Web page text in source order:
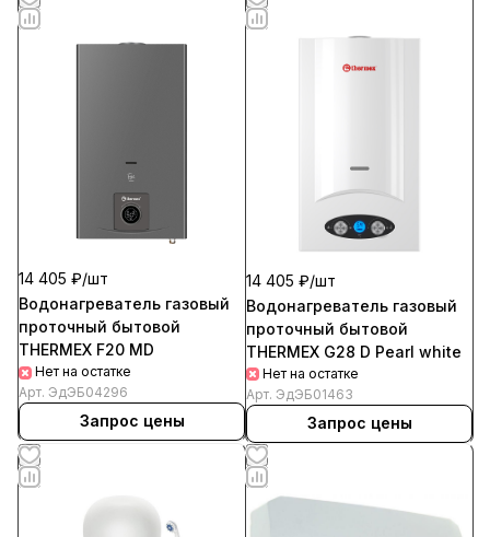
14 405 ₽/шт
Водонагреватель газовый
проточный бытовой
ТНЕRMEX F20 MD
Нет на остатке
Арт. ЭдЭБ04296
Запрос цены
14 405 ₽/шт
Водонагреватель газовый
проточный бытовой
ТНЕRMEX G28 D Pearl white
Нет на остатке
Арт. ЭдЭБ01463
Запрос цены